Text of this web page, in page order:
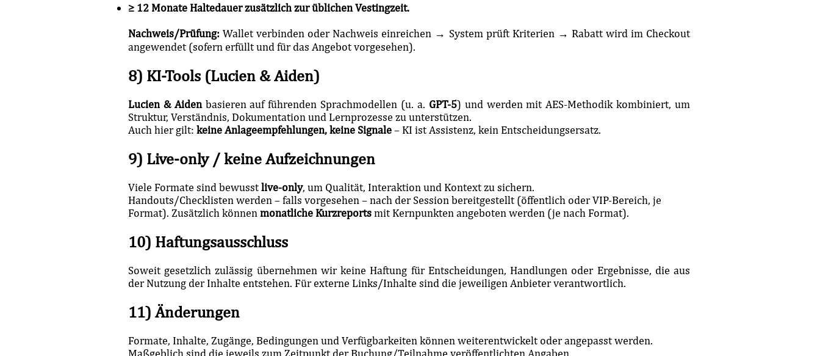
≥ 12 Monate Haltedauer zusätzlich zur üblichen Vestingzeit.
Nachweis/Prüfung: Wallet verbinden oder Nachweis einreichen → System prüft Kriterien → Rabatt wird im Checkout
angewendet (sofern erfüllt und für das Angebot vorgesehen).
8) KI-Tools (Lucien & Aiden)
Lucien & Aidenbasieren auf führenden Sprachmodellen (u. a. GPT-5) und werden mit AES-Methodik kombiniert, um
Struktur, Verständnis, Dokumentation und Lernprozesse zu unterstützen.
Auch hier gilt: keine Anlageempfehlungen, keine Signale– KI ist Assistenz, kein Entscheidungsersatz.
9) Live-only / keine Aufzeichnungen
Viele Formate sind bewusstlive-only, um Qualität, Interaktion und Kontext zu sichern.
Handouts/Checklisten werden – falls vorgesehen – nach der Session bereitgestellt (öffentlich oder VIP-Bereich, je
Format). Zusätzlich können monatliche Kurzreportsmit Kernpunkten angeboten werden (je nach Format).
10) Haftungsausschluss
Soweit gesetzlich zulässig übernehmen wir keine Haftung für Entscheidungen, Handlungen oder Ergebnisse, die aus
der Nutzung der Inhalte entstehen. Für externe Links/Inhalte sind die jeweiligen Anbieter verantwortlich.
11) Änderungen
Formate, Inhalte, Zugänge, Bedingungen und Verfügbarkeiten können weiterentwickelt oder angepasst werden.
Maßgeblich sind die jeweils zum Zeitpunkt der Buchung/Teilnahme veröffentlichten Angaben.